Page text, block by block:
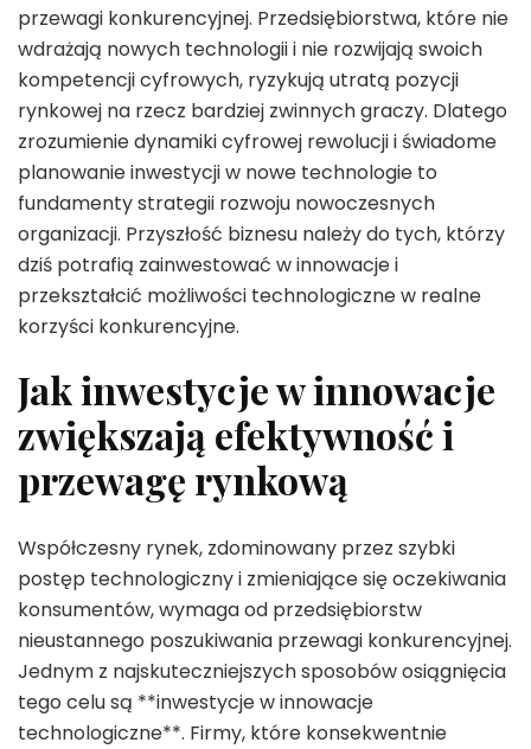
przewagi konkurencyjnej. Przedsiębiorstwa, które nie
wdrażają nowych technologii i nie rozwijają swoich
kompetencji cyfrowych, ryzykują utratą pozycji
rynkowej na rzecz bardziej zwinnych graczy. Dlatego
zrozumienie dynamiki cyfrowej rewolucji i świadome
planowanie inwestycji w nowe technologie to
fundamenty strategii rozwoju nowoczesnych
organizacji. Przyszłość biznesu należy do tych, którzy
dziś potrafią zainwestować w innowacje i
przekształcić możliwości technologiczne w realne
korzyści konkurencyjne.
Jak inwestycje w innowacje
zwiększają efektywność i
przewagę rynkową
Współczesny rynek, zdominowany przez szybki
postęp technologiczny i zmieniające się oczekiwania
konsumentów, wymaga od przedsiębiorstw
nieustannego poszukiwania przewagi konkurencyjnej.
Jednym z najskuteczniejszych sposobów osiągnięcia
tego celu są **inwestycje w innowacje
technologiczne**. Firmy, które konsekwentnie